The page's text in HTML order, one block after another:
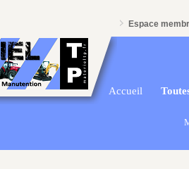
Espace
Accueil